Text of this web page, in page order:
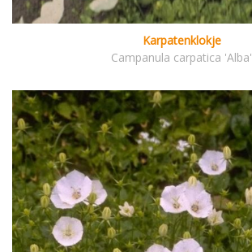
Karpatenklokje
Campanula carpatica 'Alba'